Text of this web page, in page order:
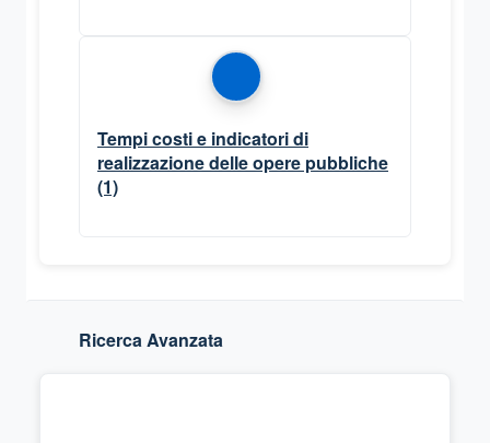
Tempi costi e indicatori di
realizzazione delle opere pubbliche
(1)
Ricerca Avanzata